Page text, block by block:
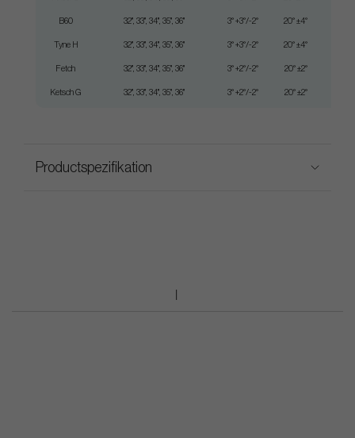
B60 32", 33", 34", 35", 36" 3° +3°/-2° 20° ±4°
Tyne H 32", 33", 34", 35", 36" 3° +3°/-2° 20° ±4°
Fetch 32", 33", 34", 35", 36" 3° +2°/-2° 20° ±2°
Ketsch G 32", 33", 34", 35", 36" 3° +2°/-2° 20° ±2°
Productspezifikation